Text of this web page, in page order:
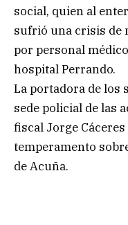
social, quien al
sufrió una crisis de
por personal
hospital Perrando.
La portadora de los
sede policial de las
fiscal Jorge
temperamento
de Acuña.